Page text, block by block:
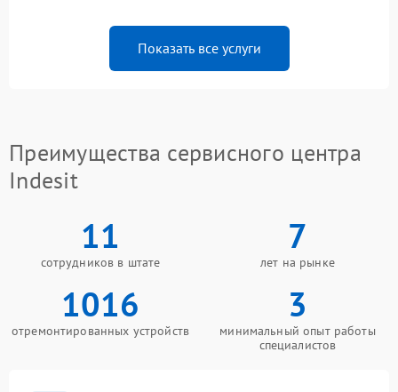
Показать все услуги
Преимущества сервисного центра
Indesit
11
сотрудников в штате
7
лет на рынке
1016
отремонтированных устройств
3
минимальный опыт работы
специалистов